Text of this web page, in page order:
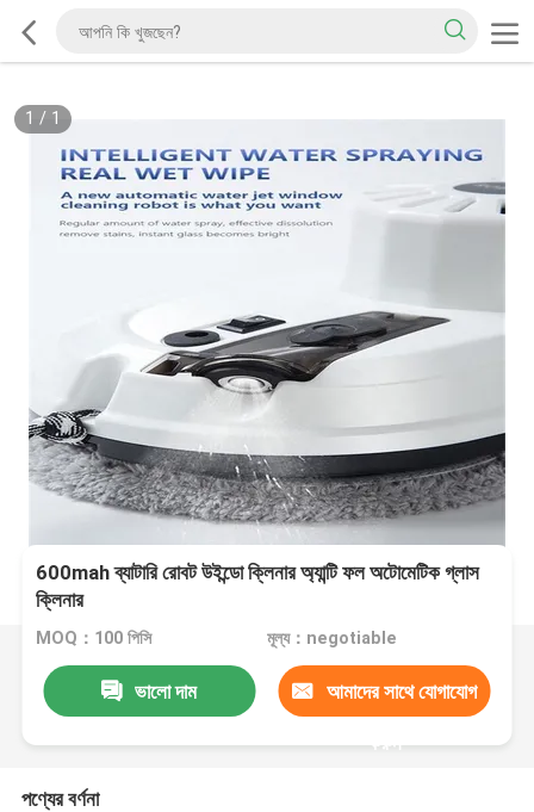
1 / 1
600mah ব্যাটারি রোবট উইন্ডো ক্লিনার অ্যান্টি ফল অটোমেটিক গ্লাস
ক্লিনার
MOQ：100 পিসি মূল্য：negotiable
ভালো দাম আমাদের সাথে যোগাযোগ
করুন
পণ্যের বর্ণনা